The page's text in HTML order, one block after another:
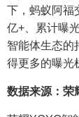
下，蚂蚁阿福
亿+、累计曝
智能体生态的
得更多的曝光
数据来源：荣